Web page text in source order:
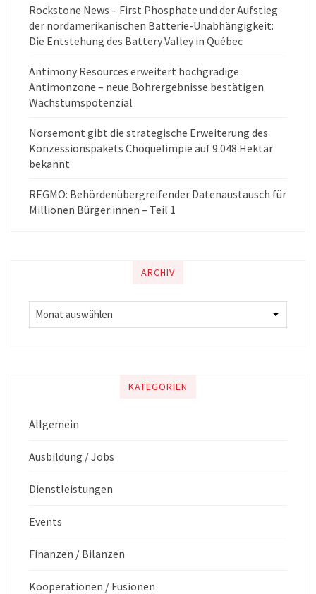
Rockstone News – First Phosphate und der Aufstieg
der nordamerikanischen Batterie-Unabhängigkeit:
Die Entstehung des Battery Valley in Québec
Antimony Resources erweitert hochgradige
Antimonzone – neue Bohrergebnisse bestätigen
Wachstumspotenzial
Norsemont gibt die strategische Erweiterung des
Konzessionspakets Choquelimpie auf 9.048 Hektar
bekannt
REGMO: Behördenübergreifender Datenaustausch für
Millionen Bürger:innen – Teil 1
ARCHIV
KATEGORIEN
Allgemein
Ausbildung / Jobs
Dienstleistungen
Events
Finanzen / Bilanzen
Kooperationen / Fusionen